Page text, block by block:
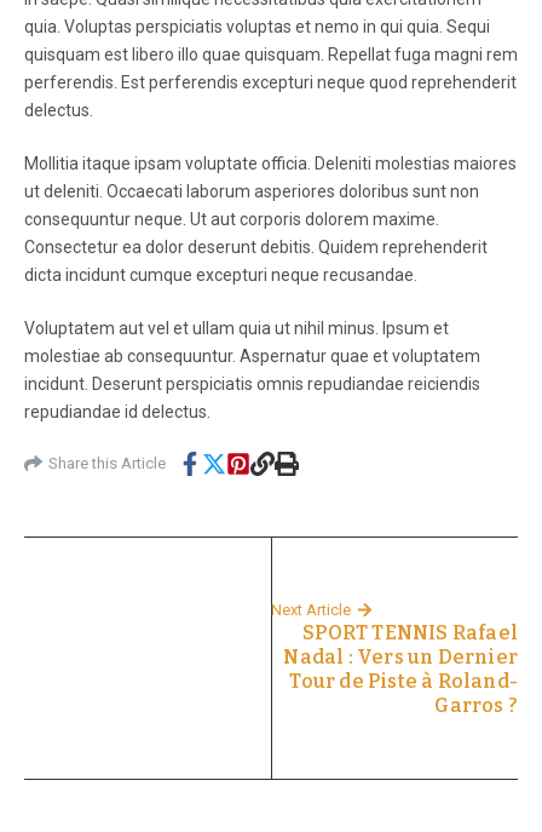
quia. Voluptas perspiciatis voluptas et nemo in qui quia. Sequi
quisquam est libero illo quae quisquam. Repellat fuga magni rem
perferendis. Est perferendis excepturi neque quod reprehenderit
delectus.
Mollitia itaque ipsam voluptate officia. Deleniti molestias maiores
ut deleniti. Occaecati laborum asperiores doloribus sunt non
consequuntur neque. Ut aut corporis dolorem maxime.
Consectetur ea dolor deserunt debitis. Quidem reprehenderit
dicta incidunt cumque excepturi neque recusandae.
Voluptatem aut vel et ullam quia ut nihil minus. Ipsum et
molestiae ab consequuntur. Aspernatur quae et voluptatem
incidunt. Deserunt perspiciatis omnis repudiandae reiciendis
repudiandae id delectus.
Share this Article
Next Article
SPORT TENNIS Rafael
Nadal : Vers un Dernier
Tour de Piste à Roland-
Garros ?